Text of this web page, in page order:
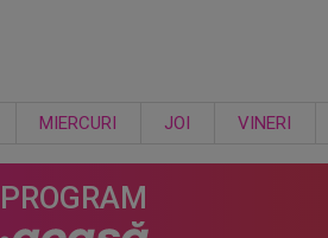
MIERCURI JOI VINERI
PROGRAM